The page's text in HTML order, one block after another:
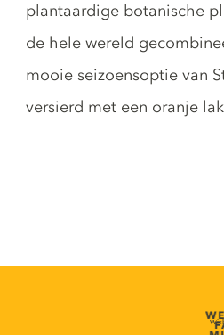
plantaardige botanische
de hele wereld
mooie seizoensoptie van
versierd met een oranje